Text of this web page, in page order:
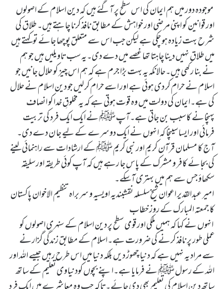
موجودہ دور میں ہم ایمان کی اس سطح پر آگئے ہیں کہ دین اسلام کے اصولوں
اور قوانین کو اپنی مرضی اور خواہش کے مطابق نافذ کرنا چاہتے ہیں۔ طلاق کی
شرح بہت زیادہ ہو چکی ہے لیکن جب اس سے متعلق پوچھا جائے تو کہتے ہیں
میں طلاق نہیں دینا چاہتا تھا غصے میں دے دی۔یہ سب تاویلیں ہیں جو ہم
نے بنا رکھی ہیں۔حالانکہ یہ بہت بڑا جرم ہے کہ ہم اس چیز کو حلال جانیں جو
اسلام نے حرام کر دی ہوئی ہے اور اسے حرام کر لیں جو دین اسلام نے حلال
کی ہے۔ایمان کی دولت میں وہ قوت ہوتی ہے کہ یہ مخلوقِ خدا کو انصاف
پہنچانے کا سبب بن جاتی ہے۔آپ ﷺ نے ایک ایک فرد کی تربیت
فرمائی اور ایسا سینچا کہ انہوں نے ایک دوسرے کے لیے جا ن دے دی۔
آج کا مسلمان قرآن کریم اور نبی کریم ﷺ کے ارشادات سے راہنمائی لینے
کی بجائے کافر و مشرک کے پاس جا رہے ہیں کہ آپ کوئی طریقہ اور سلیقہ
سکھاؤ جس سے ہم میں بہتری آسکے۔
امیر عبدالقدیر اعوان شیخ سلسلہ نقشبندیہ اویسیہ و سربراہ تنظیم الاخوان پاکستان
کا جمعتہ المبارک کے روز خطاب
انہوں نے کہا کہ ہمیں ملکی اور قومی سطح پر دین اسلام کے سنہری اصولوں کو
عملی طور پر نافذ کرنے کی ضرورت ہے۔اسلام کے مطابق زندگی گزارنے
سے مراد یہ نہیں ہے کہ دنیا چھوڑ دیں بلکہ دنیا میں اس طرح رہیں جیسے اللہ اور
اللہ کے رسول ﷺ نے فرمایا ہے۔اپنے بچوں کودنیاوی تعلیم کے ساتھ